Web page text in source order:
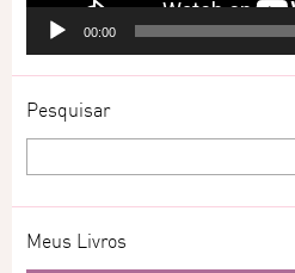
00:00
Pesquisar
Meus Livros